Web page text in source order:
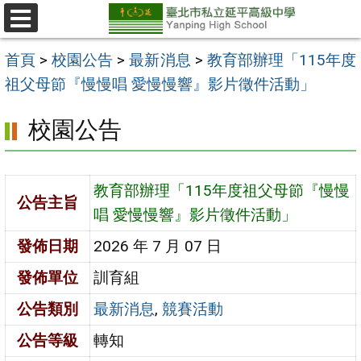
跳
至
主
要
區
選
單
首頁 >校園公告 >最新消息 > 教育部辦理「115年度
祖父母節『慢慢唱 愛慢慢響』影片徵件活動」
校園公告
公告主旨
教育部辦理「115年度祖父母節『慢慢
唱 愛慢慢響』影片徵件活動」
發佈日期
2026 年 7 月 07 日
發佈單位
訓育組
公告類別
最新消息,競賽活動
公告等級
轉知